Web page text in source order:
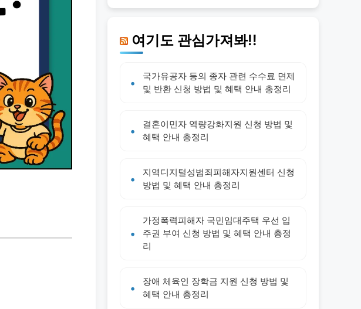
여기도 관심가져봐!!
국가유공자 등의 종자 관련 수수료 면제
및 반환 신청 방법 및 혜택 안내 총정리
결혼이민자 역량강화지원 신청 방법 및
혜택 안내 총정리
지역디지털성범죄피해자지원센터 신청
방법 및 혜택 안내 총정리
가정폭력피해자 국민임대주택 우선 입
주권 부여 신청 방법 및 혜택 안내 총정
리
장애 체육인 장학금 지원 신청 방법 및
혜택 안내 총정리